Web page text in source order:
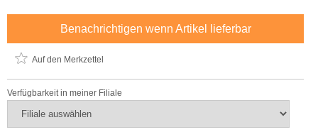
Benachrichtigen wenn Artikel lieferbar
Auf den Merkzettel
Verfügbarkeit in meiner Filiale